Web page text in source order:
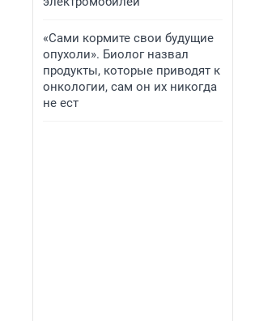
«Сами кормите свои будущие
опухоли». Биолог назвал
продукты, которые приводят к
онкологии, сам он их никогда
не ест